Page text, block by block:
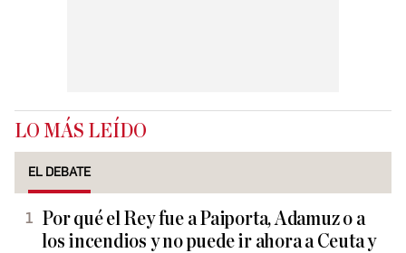
LO MÁS LEÍDO
EL DEBATE
Por qué el Rey fue a Paiporta, Adamuz o a
los incendios y no puede ir ahora a Ceuta y